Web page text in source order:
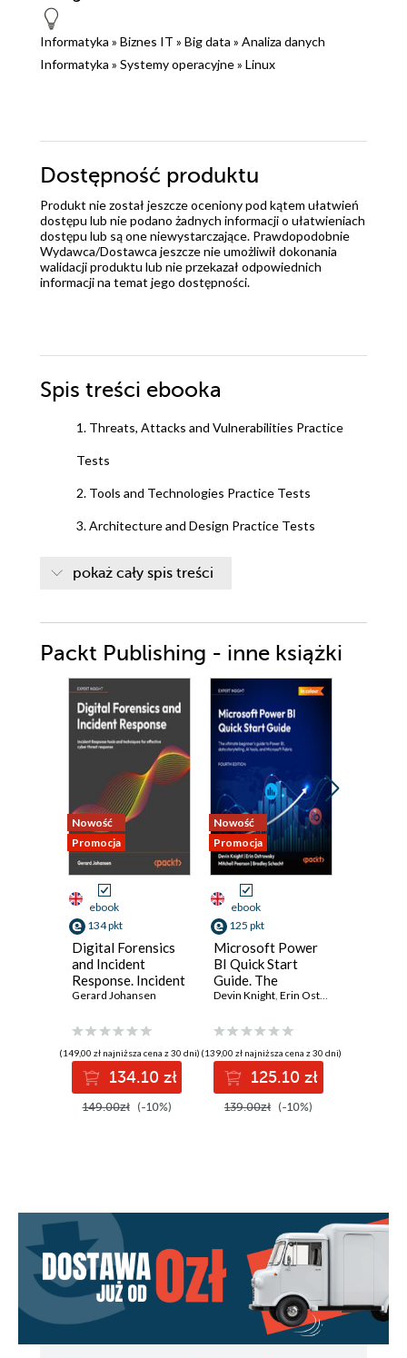
Informatyka » Biznes IT » Big data » Analiza danych
Informatyka » Systemy operacyjne» Linux
Dostępność produktu
Produkt nie został jeszcze oceniony pod kątem ułatwień
dostępu lub nie podano żadnych informacji o ułatwieniach
dostępu lub są one niewystarczające. Prawdopodobnie
Wydawca/Dostawca jeszcze nie umożliwił dokonania
walidacji produktu lub nie przekazał odpowiednich
informacji na temat jego dostępności.
Spis treści ebooka
1. Threats, Attacks and Vulnerabilities Practice
Tests
2. Tools and Technologies Practice Tests
3. Architecture and Design Practice Tests
5. Cryptography and PKI Practice Tests
6. Risk Management
pokaż cały spis treści
Packt Publishing - inne książki
Nowość
Promocja
ebook
134 pkt
Digital Forensics
and Incident
Response. Incident
Response tools
effective cyber
threat response -
Fourth Edition
Gerard Johansen
(149,00 zł najniższa cena z 30 dni)
134.10 zł
149.00zł (-10%)
Nowość
Promocja
ebook
125 pkt
Microsoft Power
BI Quick Start
Guide. The
Ultimate
to Power BI, Data
Storytelling, AI
Tools, and
Microsoft Fabric -
Fourth Edition
Devin Knight, Erin Ostrowsky
(139,00 zł najniższa cena z 30 dni)
125.10 zł
139.00zł (-10%)